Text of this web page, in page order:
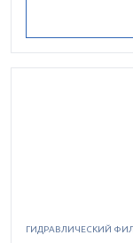
ГИДРАВЛИЧЕСКИЙ